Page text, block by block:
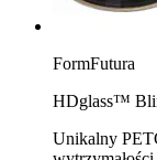
FormFutura
HDglass™
Unikalny